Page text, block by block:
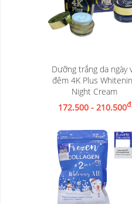
Dưỡng trắng da ngày
đêm 4K Plus
Night Cream
172.500 - 210.500đ
Xem chi tiết